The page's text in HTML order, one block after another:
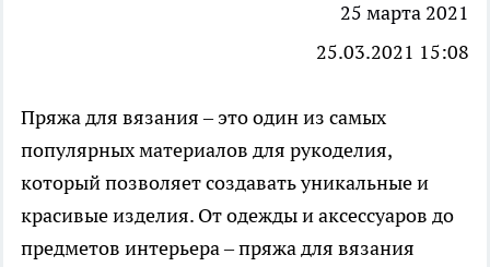
25 марта 2021
25.03.2021 15:08
Пряжа для вязания– это один из самых
популярных материалов для рукоделия,
который позволяет создавать уникальные и
красивые изделия. От одежды и аксессуаров до
предметов интерьера – пряжа для вязания